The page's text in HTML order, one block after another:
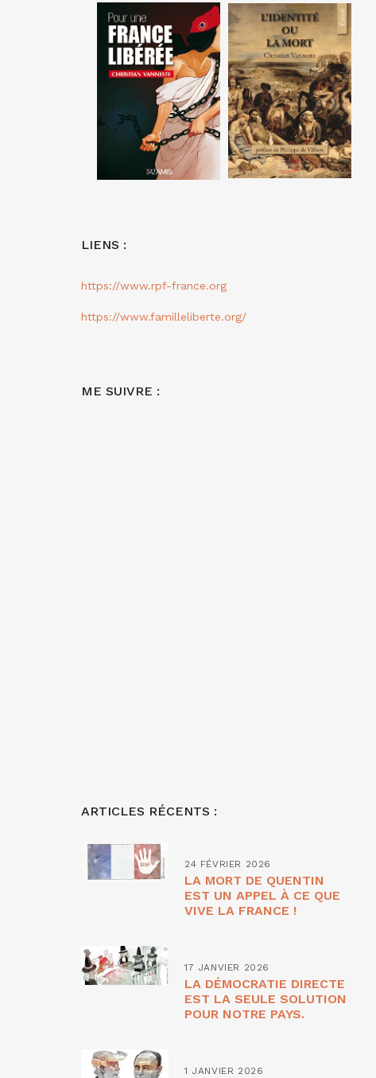
LIENS :
https://www.rpf-france.org
https://www.familleliberte.org/
ME SUIVRE :
ARTICLES RÉCENTS :
24 FÉVRIER 2026
LA MORT DE QUENTIN
EST UN APPEL À CE QUE
VIVE LA FRANCE !
17 JANVIER 2026
LA DÉMOCRATIE DIRECTE
EST LA SEULE SOLUTION
POUR NOTRE PAYS.
1 JANVIER 2026